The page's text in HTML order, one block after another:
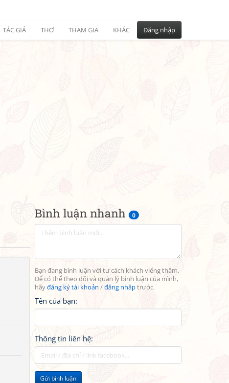
TÁC GIẢ THƠ THAM GIA KHÁC Đăng nhập
Bình luận nhanh 0
Bạn đang bình luận với tư cách khách viếng thăm.
Để có thể theo dõi và quản lý bình luận của mình,
hãyđăng ký tài khoản /đăng nhậptrước.
Tên của bạn:
Thông tin liên hệ:
Gửi bình luận